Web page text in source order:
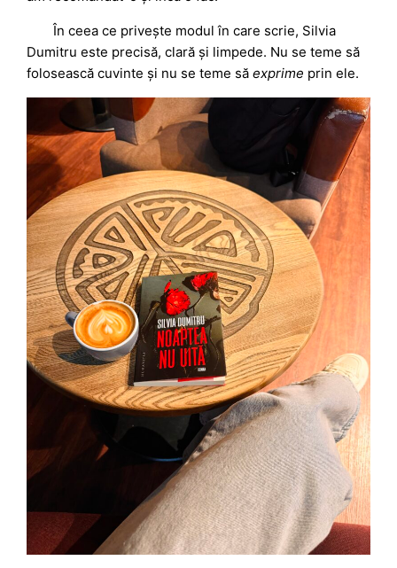
În ceea ce privește modul în care scrie, Silvia
Dumitru este precisă, clară și limpede. Nu se teme să
folosească cuvinte și nu se teme săexprime prin ele.